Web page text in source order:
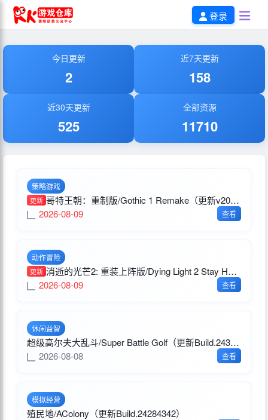
登录
今日更新
2
近7天更新
158
近30天更新
525
全部资源
11710
策略游戏
更新
哥特王朝：重制版/Gothic 1 Remake（更新v20260806）
2026-08-09
查看
动作冒险
更新
消逝的光芒2: 重装上阵版/Dying Light 2 Stay Human: Reloaded Edition（更新v1.29.1终极版）
2026-08-09
查看
休闲益智
超级高尔夫大乱斗/Super Battle Golf（更新Build.24373249）
2026-08-08
查看
模拟经营
殖民地/AColony（更新Build.24284342）